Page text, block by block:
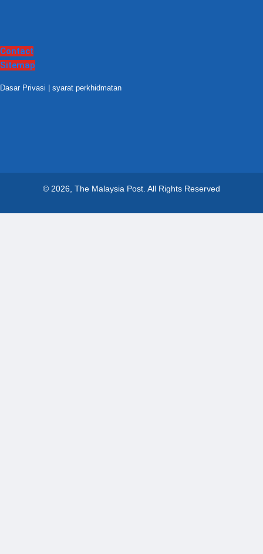
Contact
Sitemap
Dasar Privasi | syarat perkhidmatan
© 2026, The Malaysia Post. All Rights Reserved